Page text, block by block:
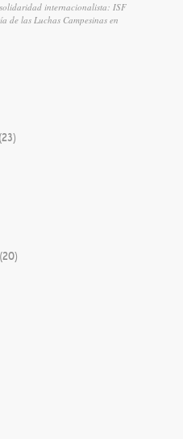
internacionalista: ISF
de las Luchas Campesinas en
(23)
(20)